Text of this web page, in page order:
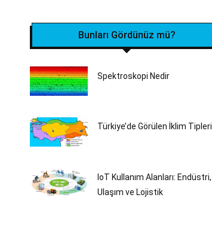
Bunları Gördünüz mü?
Spektroskopi Nedir
Türkiye’de Görülen İklim Tipleri
IoT Kullanım Alanları: Endüstri,
Ulaşım ve Lojistik